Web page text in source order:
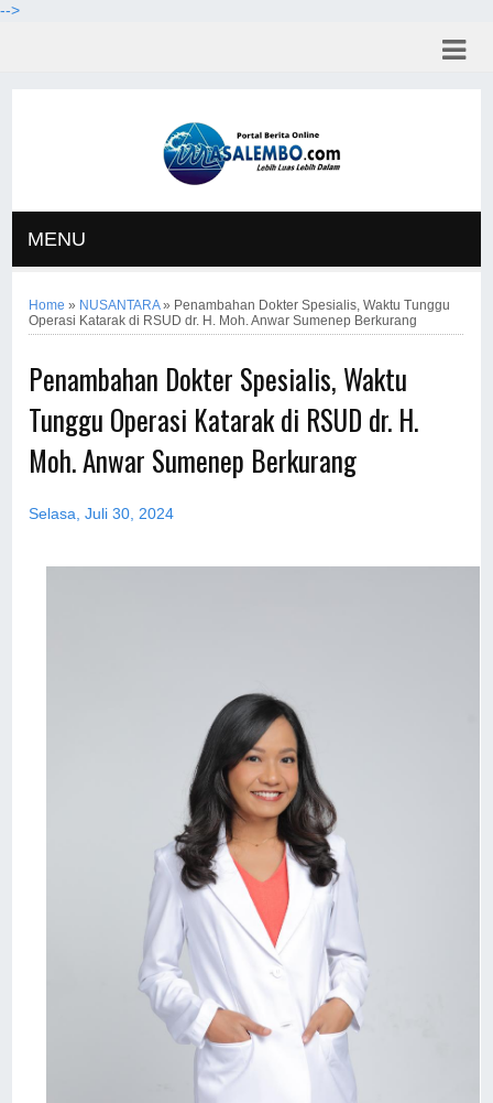
-->
MENU
Home » NUSANTARA» Penambahan Dokter Spesialis, Waktu Tunggu
Operasi Katarak di RSUD dr. H. Moh. Anwar Sumenep Berkurang
Penambahan Dokter Spesialis, Waktu
Tunggu Operasi Katarak di RSUD dr. H.
Moh. Anwar Sumenep Berkurang
Selasa, Juli 30, 2024